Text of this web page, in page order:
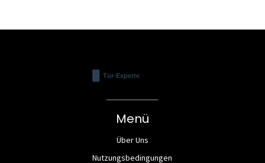
Menü
Über Uns
Nutzungsbedingungen